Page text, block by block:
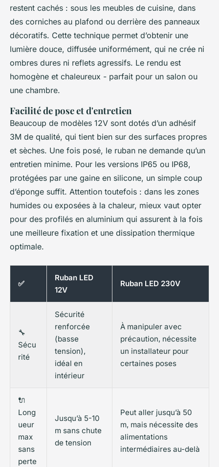
restent cachés : sous les meubles de cuisine, dans
des corniches au plafond ou derrière des panneaux
décoratifs. Cette technique permet d’obtenir une
lumière douce, diffusée uniformément, qui ne crée ni
ombres dures ni reflets agressifs. Le rendu est
homogène et chaleureux - parfait pour un salon ou
une chambre.
Facilité de pose et d'entretien
Beaucoup de modèles 12V sont dotés d’un adhésif
3M de qualité, qui tient bien sur des surfaces propres
et sèches. Une fois posé, le ruban ne demande qu’un
entretien minime. Pour les versions IP65 ou IP68,
protégées par une gaine en silicone, un simple coup
d’éponge suffit. Attention toutefois : dans les zones
humides ou exposées à la chaleur, mieux vaut opter
pour des profilés en aluminium qui assurent à la fois
une meilleure fixation et une dissipation thermique
optimale.
✅
Ruban LED
12V
Ruban LED 230V
🔧
Sécu
rité
Sécurité
renforcée
(basse
tension),
idéal en
intérieur
À manipuler avec
précaution, nécessite
un installateur pour
certaines poses
🔌
Long
ueur
max
sans
perte
Jusqu’à 5-10
m sans chute
de tension
Peut aller jusqu’à 50
m, mais nécessite des
alimentations
intermédiaires au-delà